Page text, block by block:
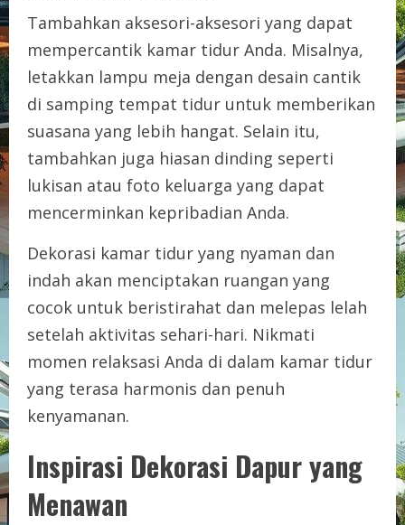
Tambahkan aksesori-aksesori yang dapat
mempercantik kamar tidur Anda. Misalnya,
letakkan lampu meja dengan desain cantik
di samping tempat tidur untuk memberikan
suasana yang lebih hangat. Selain itu,
tambahkan juga hiasan dinding seperti
lukisan atau foto keluarga yang dapat
mencerminkan kepribadian Anda.
Dekorasi kamar tidur yang nyaman dan
indah akan menciptakan ruangan yang
cocok untuk beristirahat dan melepas lelah
setelah aktivitas sehari-hari. Nikmati
momen relaksasi Anda di dalam kamar tidur
yang terasa harmonis dan penuh
kenyamanan.
Inspirasi Dekorasi Dapur yang
Menawan